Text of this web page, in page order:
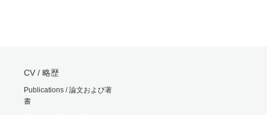
CV / 略歴
Publications / 論文および著
書